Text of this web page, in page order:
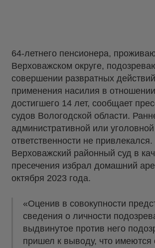
64-летнего пенсионера,
Верховажском округе,
совершении развратных
применения насилия в
достигшего 14 лет, сообщает
судов Вологодской области.
административной или уголовной
ответственности не привлекался.
Верховажский районный суд в
пресечения избрал домашний
октября 2023 года.
«Оценив в совокупности
сведения о личности
выдвинутое против него
пришел к выводу, что имеются